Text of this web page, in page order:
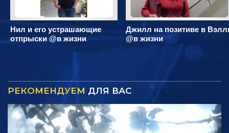
Нил и его устрашающие
отпрыски @в жизни
Джилл на позитиве в
@в жизни
РЕКОМЕНДУЕМ ДЛЯ ВАС